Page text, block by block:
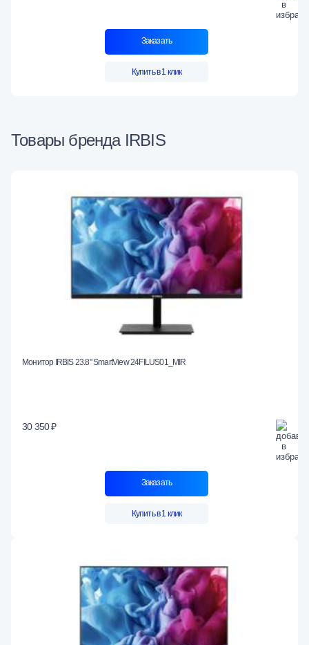
Заказать
Купить в 1 клик
Товары бренда IRBIS
Монитор IRBIS 23.8" SmartView 24FILUS01_MIR
30 350 ₽
Заказать
Купить в 1 клик